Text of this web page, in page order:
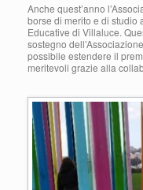
Anche quest’anno
borse di merito e di studio
Educative di Villaluce.
sostegno
possibile estendere il
meritevoli grazie alla